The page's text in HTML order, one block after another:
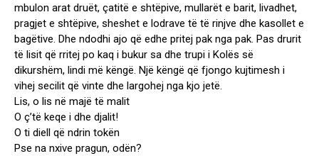
mbulon arat druët, çatitë e shtëpive, mullarët e barit, livadhet,
pragjet e shtëpive, sheshet e lodrave të të rinjve dhe kasollet e
bagëtive. Dhe ndodhi ajo që edhe pritej pak nga pak. Pas drurit
të lisit që rritej po kaq i bukur sa dhe trupi i Kolës së
dikurshëm, lindi më këngë. Një këngë që fjongo kujtimesh i
vihej secilit që vinte dhe largohej nga kjo jetë.
Lis, o lis në majë të malit
O ç’të keqe i dhe djalit!
O ti diell që ndrin tokën
Pse na nxive pragun, odën?